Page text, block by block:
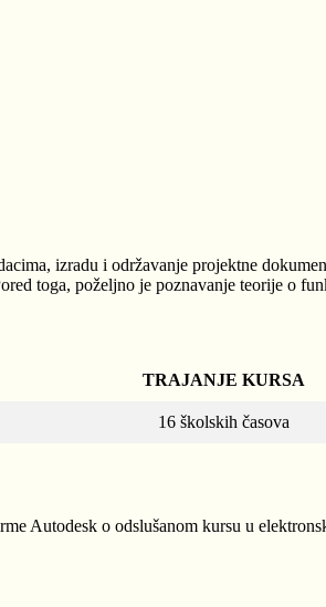
izradu i održavanje projektne
toga, poželjno je poznavanje teorije o
TRAJANJE KURSA
16 školskih časova
Autodesk o odslušanom kursu u